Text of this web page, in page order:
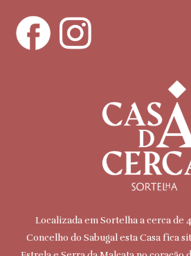
Localizada em Sortelha a cerca de
Concelho do Sabugal esta Casa fica